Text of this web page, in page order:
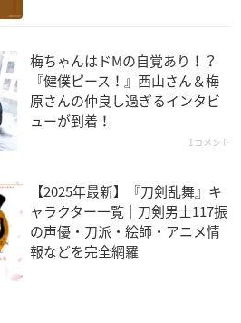
梅ちゃんはドMの自覚あり！？
『健僕ピース！』西山さん＆梅
原さんの仲良し過ぎるインタビ
ューが到着！
1コメント
【2025年最新】『刀剣乱舞』キ
ャラクター一覧｜刀剣男士117振
の声優・刀派・絵師・アニメ情
報などを完全網羅